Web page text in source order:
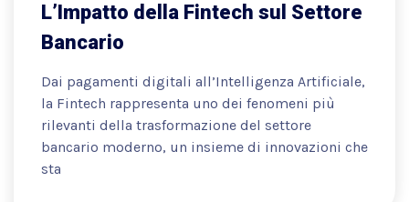
L’Impatto della Fintech sul Settore
Bancario
Dai pagamenti digitali all’Intelligenza Artificiale,
la Fintech rappresenta uno dei fenomeni più
rilevanti della trasformazione del settore
bancario moderno, un insieme di innovazioni che
sta